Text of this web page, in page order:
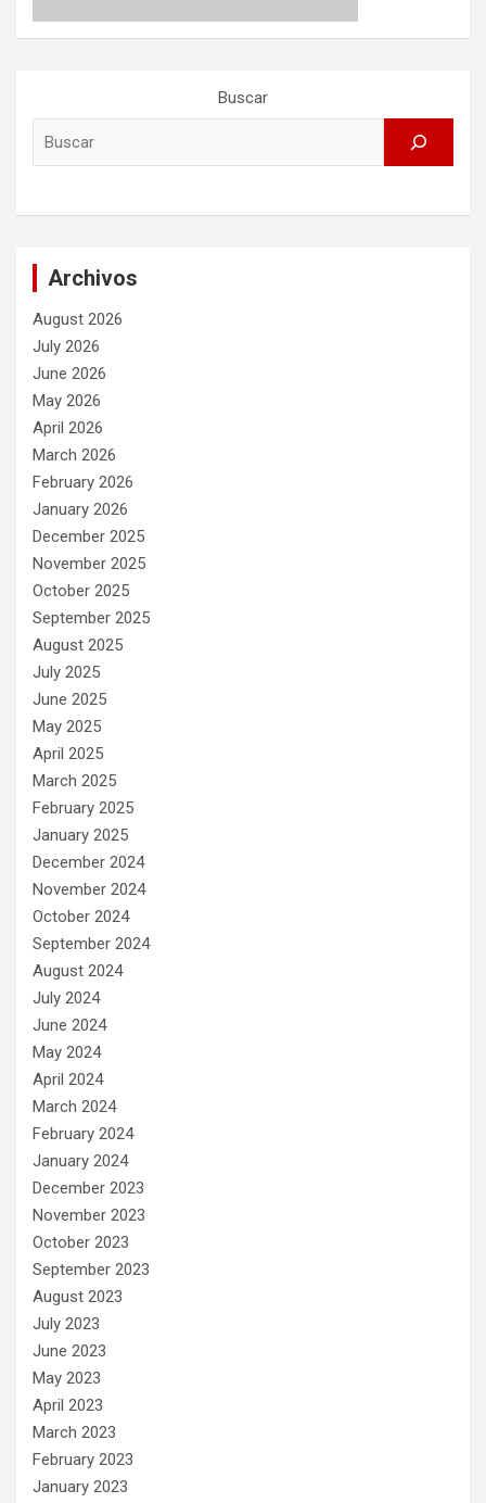
Buscar
Archivos
August 2026
July 2026
June 2026
May 2026
April 2026
March 2026
February 2026
January 2026
December 2025
November 2025
October 2025
September 2025
August 2025
July 2025
June 2025
May 2025
April 2025
March 2025
February 2025
January 2025
December 2024
November 2024
October 2024
September 2024
August 2024
July 2024
June 2024
May 2024
April 2024
March 2024
February 2024
January 2024
December 2023
November 2023
October 2023
September 2023
August 2023
July 2023
June 2023
May 2023
April 2023
March 2023
February 2023
January 2023